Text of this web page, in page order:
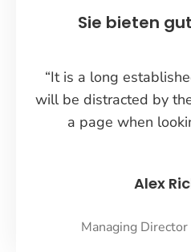
Sie bieten
“It is a long
will be distracted by
a page when
Alex
Managing Director